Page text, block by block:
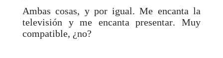
Ambas cosas, y por igual. Me encanta la
televisión y me encanta presentar. Muy
compatible, ¿no?